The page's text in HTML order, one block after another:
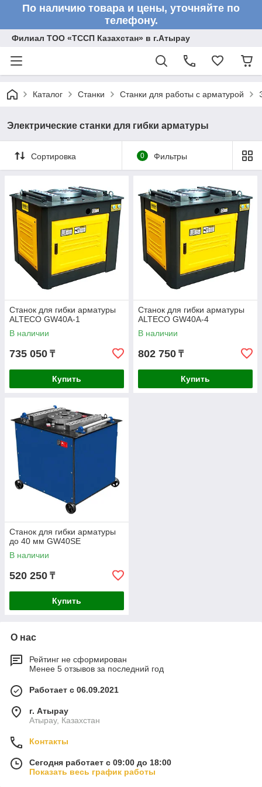
По наличию товара и цены, уточняйте по
телефону.
Филиал ТОО «ТССП Казахстан» в г.Атырау
Каталог Станки Станки для работы с арматурой
Электрические станки для гибки арматуры
Сортировка 0 Фильтры
Станок для гибки арматуры
ALTECO GW40A-1
В наличии
735 050 ₸
Купить
Станок для гибки арматуры
ALTECO GW40A-4
В наличии
802 750 ₸
Купить
Станок для гибки арматуры
до 40 мм GW40SE
В наличии
520 250 ₸
Купить
О нас
Рейтинг не сформирован
Менее 5 отзывов за последний год
Работает с 06.09.2021
г. Атырау
Атырау, Казахстан
Контакты
Сегодня работает с 09:00 до 18:00
Показать весь график работы